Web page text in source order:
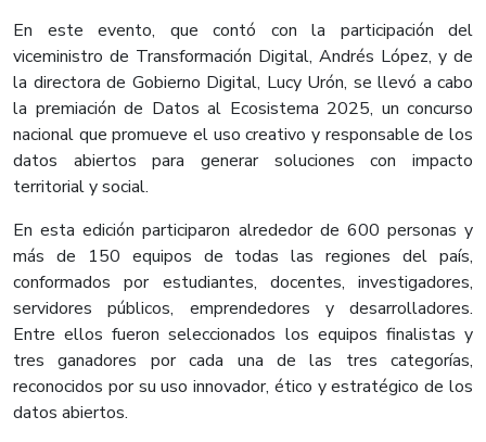
En este evento, que contó con la participación del
viceministro de Transformación Digital, Andrés López, y de
la directora de Gobierno Digital, Lucy Urón, se llevó a cabo
la premiación de Datos al Ecosistema 2025, un concurso
nacional que promueve el uso creativo y responsable de los
datos abiertos para generar soluciones con impacto
territorial y social.
En esta edición participaron alrededor de 600 personas y
más de 150 equipos de todas las regiones del país,
conformados por estudiantes, docentes, investigadores,
servidores públicos, emprendedores y desarrolladores.
Entre ellos fueron seleccionados los equipos finalistas y
tres ganadores por cada una de las tres categorías,
reconocidos por su uso innovador, ético y estratégico de los
datos abiertos.